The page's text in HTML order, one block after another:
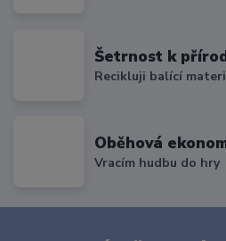
Šetrnost k
Recikluji balící
Oběhová
Vracím hudbu do hry